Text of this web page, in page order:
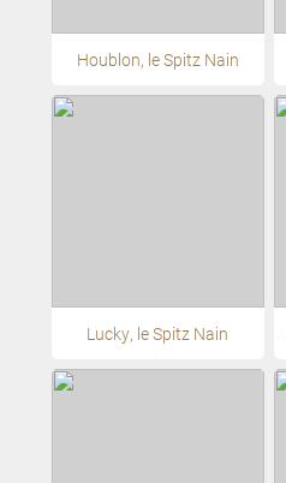
Houblon, le Spitz Nain
Lucky, le Spitz Nain